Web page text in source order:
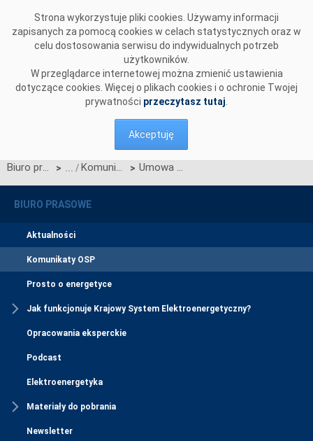
Strona wykorzystuje pliki cookies. Używamy informacji
zapisanych za pomocą cookies w celach statystycznych oraz w
celu dostosowania serwisu do indywidualnych potrzeb
użytkowników.
W przeglądarce internetowej można zmienić ustawienia
dotyczące cookies. Więcej o plikach cookies i o ochronie Twojej
prywatności przeczytasz tutaj
Akceptuję
Biuro prasowe > Komunikaty OSP > Umowa o przyłączenie do sieci przesyłowej nowego bloku Elektrowni Pomorzany
BIURO PRASOWE
Aktualności
Komunikaty OSP
Prosto o energetyce
Jak funkcjonuje Krajowy System Elektroenergetyczny?
Opracowania eksperckie
Podcast
Elektroenergetyka
Materiały do pobrania
Newsletter